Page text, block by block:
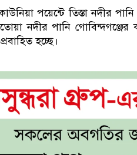
পয়েন্টে তিস্তা নদীর
নদীর পানি গোবিন্দগঞ্জের
হচ্ছে।